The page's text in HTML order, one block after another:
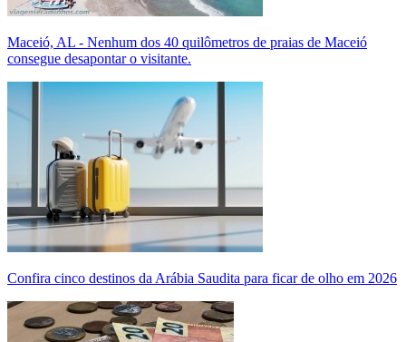
Maceió, AL - Nenhum dos 40 quilômetros de praias de Maceió
consegue desapontar o visitante.
Confira cinco destinos da Arábia Saudita para ficar de olho em 2026